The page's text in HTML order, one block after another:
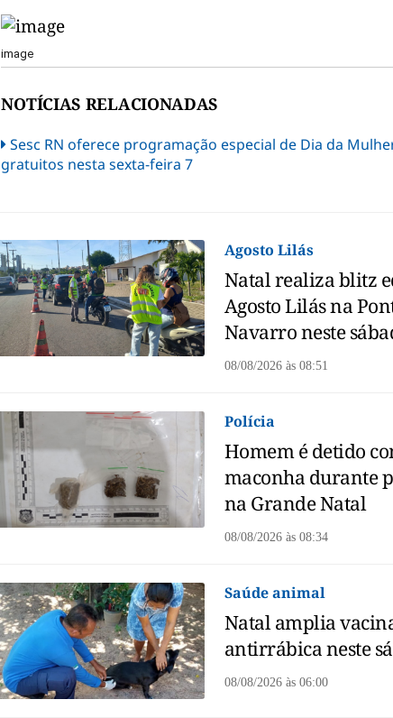
image
NOTÍCIAS RELACIONADAS
Sesc RN oferece programação especial de Dia da
gratuitos nesta sexta-feira 7
Agosto Lilás
Natal realiza blitz
Agosto Lilás na
Navarro neste
08/08/2026 às08:51
Polícia
Homem é detido
maconha durante
na Grande Natal
08/08/2026 às08:34
Saúde animal
Natal amplia
antirrábica neste
08/08/2026 às06:00